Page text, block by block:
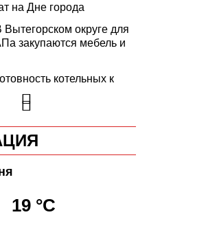
на Дне города
Вытегорском округе для
закупаются мебель и
котельных к
на Вологодчине
аппараты МРТ
медучреждениях
Устюжне отметят 774-
кузнечного
19 °C